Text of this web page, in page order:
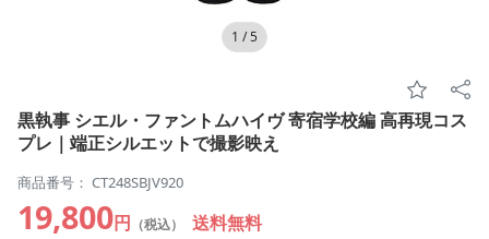
1 /5
黒執事 シエル・ファントムハイヴ 寄宿学校編 高再現コス
プレ｜端正シルエットで撮影映え
商品番号： CT248SBJV920
19,800円 （税込） 送料無料